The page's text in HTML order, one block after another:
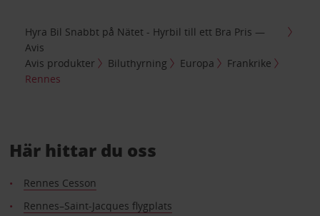
Hyra Bil Snabbt på Nätet - Hyrbil till ett Bra Pris —
Avis
Avis produkter
Biluthyrning Europa
Frankrike
Rennes
Här hittar du oss
Rennes Cesson
Rennes–Saint-Jacques flygplats